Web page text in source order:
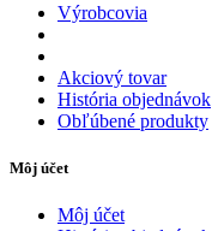
Výrobcovia
Akciový tovar
História objednávok
Obľúbené produkty
Môj účet
Môj účet